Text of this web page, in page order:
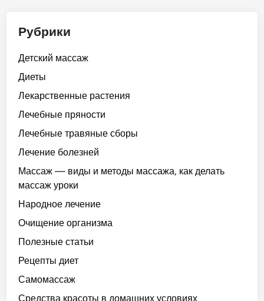
Рубрики
Детский массаж
Диеты
Лекарственные растения
Лечебные пряности
Лечебные травяные сборы
Лечение болезней
Массаж — виды и методы массажа, как делать
массаж уроки
Народное лечение
Очищение организма
Полезные статьи
Рецепты диет
Самомассаж
Средства красоты в домашних условиях